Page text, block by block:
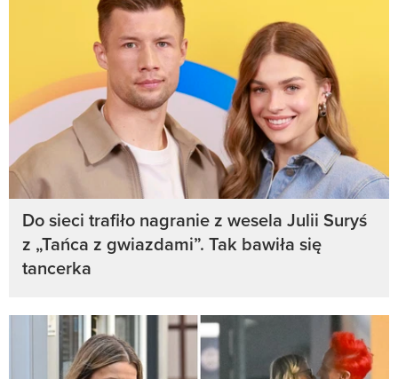
Do sieci trafiło nagranie z wesela Julii Suryś
z „Tańca z gwiazdami”. Tak bawiła się
tancerka